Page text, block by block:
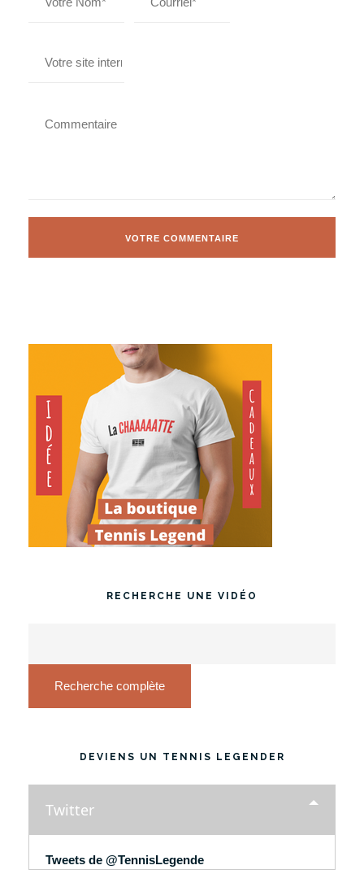
RECHERCHE UNE VIDÉO
Recherche complète
DEVIENS UN TENNIS LEGENDER
Twitter
Tweets de @TennisLegende